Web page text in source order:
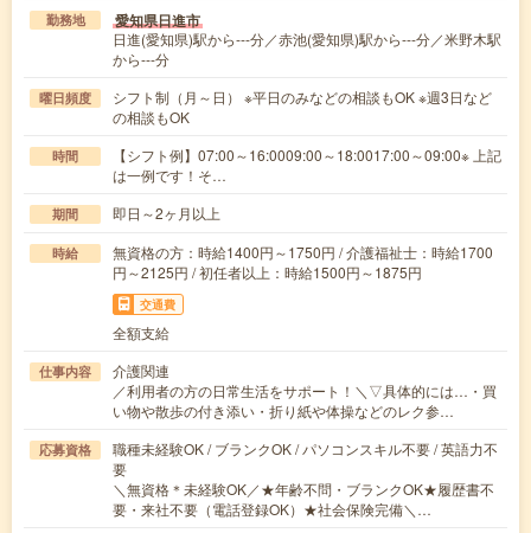
勤務地 愛知県日進市
日進(愛知県)駅から---分／赤池(愛知県)駅から---分／米野木駅
から---分
曜日頻度
シフト制（月～日） ※平日のみなどの相談もOK ※週3日など
の相談もOK
時間
【シフト例】07:00～16:0009:00～18:0017:00～09:00※ 上記
は一例です！そ…
期間 即日～2ヶ月以上
時給
無資格の方：時給1400円～1750円 / 介護福祉士：時給1700
円～2125円 / 初任者以上：時給1500円～1875円
交通費
全額支給
仕事内容
介護関連
／利用者の方の日常生活をサポート！＼▽具体的には…・買
い物や散歩の付き添い・折り紙や体操などのレク参…
応募資格
職種未経験OK / ブランクOK / パソコンスキル不要 / 英語力不
要
＼無資格＊未経験OK／★年齢不問・ブランクOK★履歴書不
要・来社不要（電話登録OK）★社会保険完備＼…